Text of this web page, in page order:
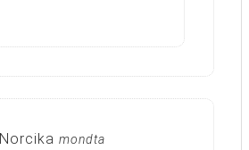
Norcika mondta